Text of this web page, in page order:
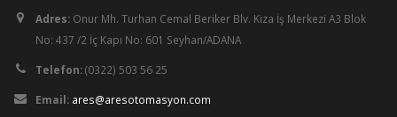
Adres: Onur Mh. Turhan Cemal Beriker Blv. Kiza İş Merkezi A3 Blok
No: 437 /2 İç Kapı No: 601 Seyhan/ADANA
Telefon:(0322) 503 56 25
Email: ares@aresotomasyon.com